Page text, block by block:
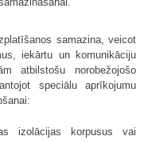
samazina, veicot
iekārtu un komunikāciju
atbilstošu norobežojošo
speciālu aprīkojumu
izolācijas korpusus vai